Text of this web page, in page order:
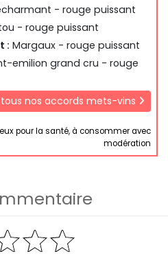
- rouge puissant
- rouge puissant
: Margaux - rouge puissant
emilion grand cru - rouge
nos accords mets-vins
pour la santé, à consommer avec
modération